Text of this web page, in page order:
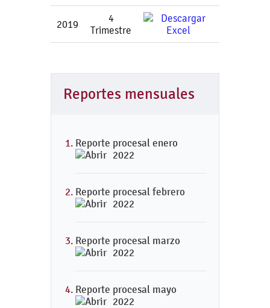
2019
4
Trimestre
Reportes mensuales
Reporte procesal enero
2022
Reporte procesal febrero
2022
Reporte procesal marzo
2022
Reporte procesal mayo
2022